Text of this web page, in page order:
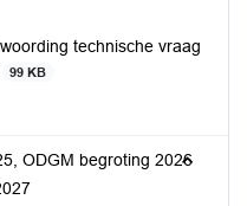
technische vraag
99 KB
ODGM begroting 2026